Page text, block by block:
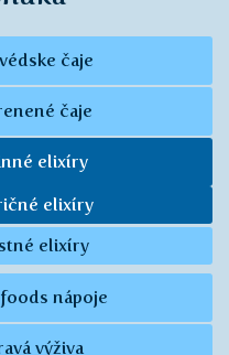
čaje
čaje
elixíry
elixíry
elixíry
nápoje
výživa